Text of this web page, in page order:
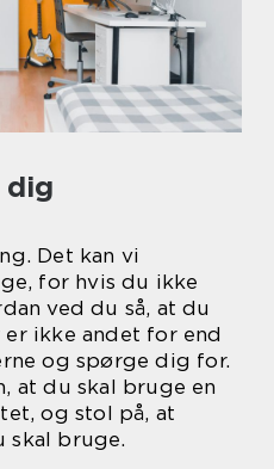
dig
Det kan vi
for hvis du ikke
ved du så, at du
ikke andet for end
og spørge dig for.
at du skal bruge en
og stol på, at
skal bruge.